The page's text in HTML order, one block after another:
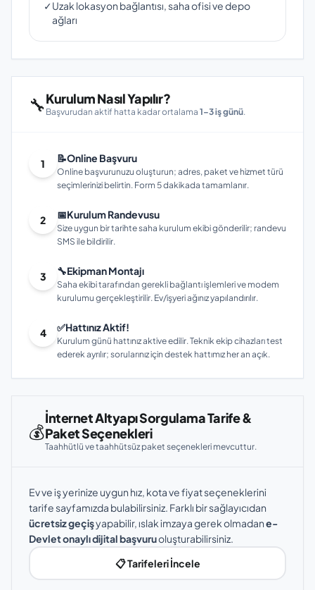
✓Uzak lokasyon bağlantısı, saha ofisi ve depo
ağları
🔧Kurulum Nasıl Yapılır?
Başvurudan aktif hatta kadar ortalama 1–3 iş günü.
1 📝Online Başvuru
Online başvurunuzu oluşturun; adres, paket ve hizmet türü
seçimlerinizi belirtin. Form 5 dakikada tamamlanır.
2 📅Kurulum Randevusu
Size uygun bir tarihte saha kurulum ekibi gönderilir; randevu
SMS ile bildirilir.
3 🔧Ekipman Montajı
Saha ekibi tarafından gerekli bağlantı işlemleri ve modem
kurulumu gerçekleştirilir. Ev/işyeri ağınız yapılandırılır.
4 ✅Hattınız Aktif!
Kurulum günü hattınız aktive edilir. Teknik ekip cihazları test
ederek ayrılır; sorularınız için destek hattımız her an açık.
💰
İnternet Altyapı Sorgulama Tarife &
Paket Seçenekleri
Taahhütlü ve taahhütsüz paket seçenekleri mevcuttur.
Ev ve iş yerinize uygun hız, kota ve fiyat seçeneklerini
tarife sayfamızda bulabilirsiniz. Farklı bir sağlayıcıdan
ücretsiz geçişyapabilir, ıslak imzaya gerek olmadane-
Devlet onaylı dijital başvuruoluşturabilirsiniz.
📋 Tarifeleri İncele